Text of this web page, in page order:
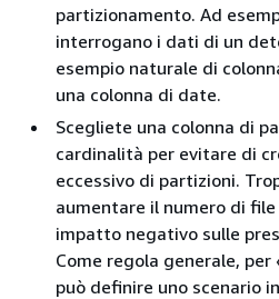
partizionamento. Ad
interrogano i dati di un
esempio naturale di
una colonna di date.
Scegliete una colonna di
cardinalità per evitare di
eccessivo di partizioni.
aumentare il numero di
impatto negativo sulle
Come regola generale,
può definire uno scenario